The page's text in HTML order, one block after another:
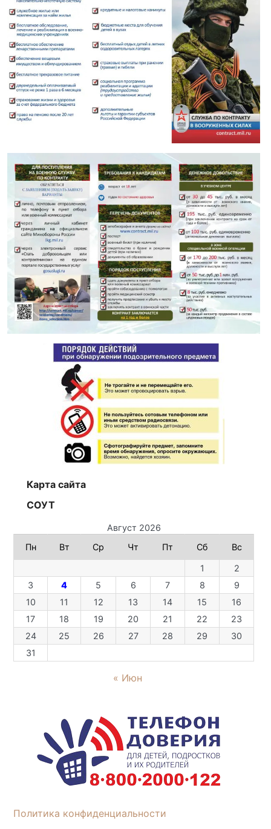
Карта сайта
СОУТ
Август 2026
Пн
Вт Ср Чт Пт Сб Вс
1
2
3
4 5 6 7 8
9
10
11 12 13 14 15
16
17
18 19 20 21 22
23
24
25 26 27 28 29
30
31
« Июн
Политика конфиденциальности